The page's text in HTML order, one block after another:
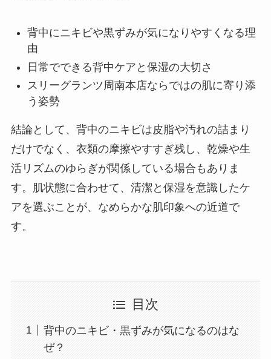
背中にニキビや黒ずみが気になりやすくなる理
由
日常でできる背中ケアと保湿の大切さ
スリーグランツ周南本店ならではの肌に寄り添
う姿勢
結論として、背中のニキビは皮脂や汚れの詰まり
だけでなく、衣類の摩擦やすすぎ残し、乾燥や生
活リズムのゆらぎが関係している場合もありま
す。肌状態に合わせて、清潔と保湿を意識したケ
アを選ぶことが、なめらかな肌印象への近道で
す。
目次
背中のニキビ・黒ずみが気になるのはな
ぜ？